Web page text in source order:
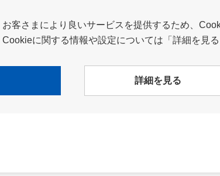
客さまにより良いサービスを提供するため、
に関する情報や設定については「詳細を見
詳細を見る